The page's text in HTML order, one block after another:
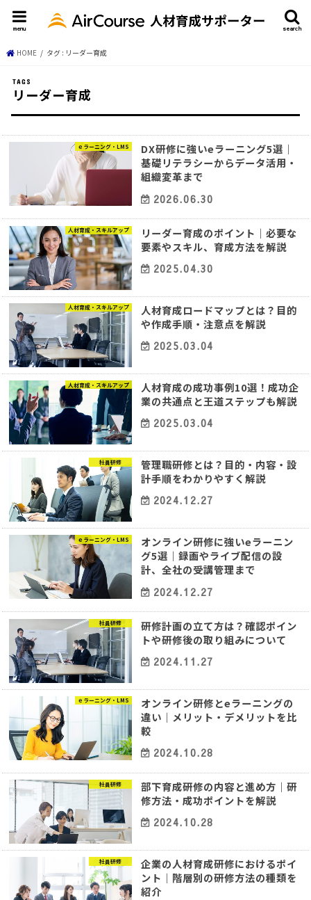
search
menu
HOME タグ : リーダー育成
リーダー育成
ｅラーニング・LMS
DX研修に強いeラーニング5選｜
基礎リテラシーからデータ活用・
組織変革まで
2026.06.30
人材育成・スキルアップ
リーダー育成のポイント｜必要な
要素やスキル、育成方法を解説
2025.04.30
人材育成・スキルアップ
人材育成ロードマップとは？目的
や作成手順・注意点を解説
2025.03.04
人材育成・スキルアップ
人材育成の成功事例10選！成功企
業の共通点と王道ステップも解説
2025.03.04
社員研修
管理職研修とは？目的・内容・設
計手順をわかりやすく解説
2024.12.27
ｅラーニング・LMS
オンライン研修に強いeラーニン
グ5選｜録画やライブ配信の設
計、全社の受講管理まで
2024.12.27
社員研修
研修計画の立て方は？確認ポイン
トや研修後の取り組みについて
2024.11.27
ｅラーニング・LMS
オンライン研修とeラーニングの
違い｜メリット・デメリットを比
較
2024.10.28
社員研修
部下育成研修の内容と進め方｜研
修方法・成功ポイントを解説
2024.10.28
社員研修
企業の人材育成研修におけるポイ
ント｜階層別の研修方法の種類を
紹介